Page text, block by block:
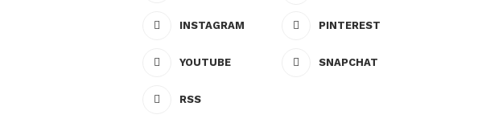
INSTAGRAM PINTEREST
YOUTUBE SNAPCHAT
RSS